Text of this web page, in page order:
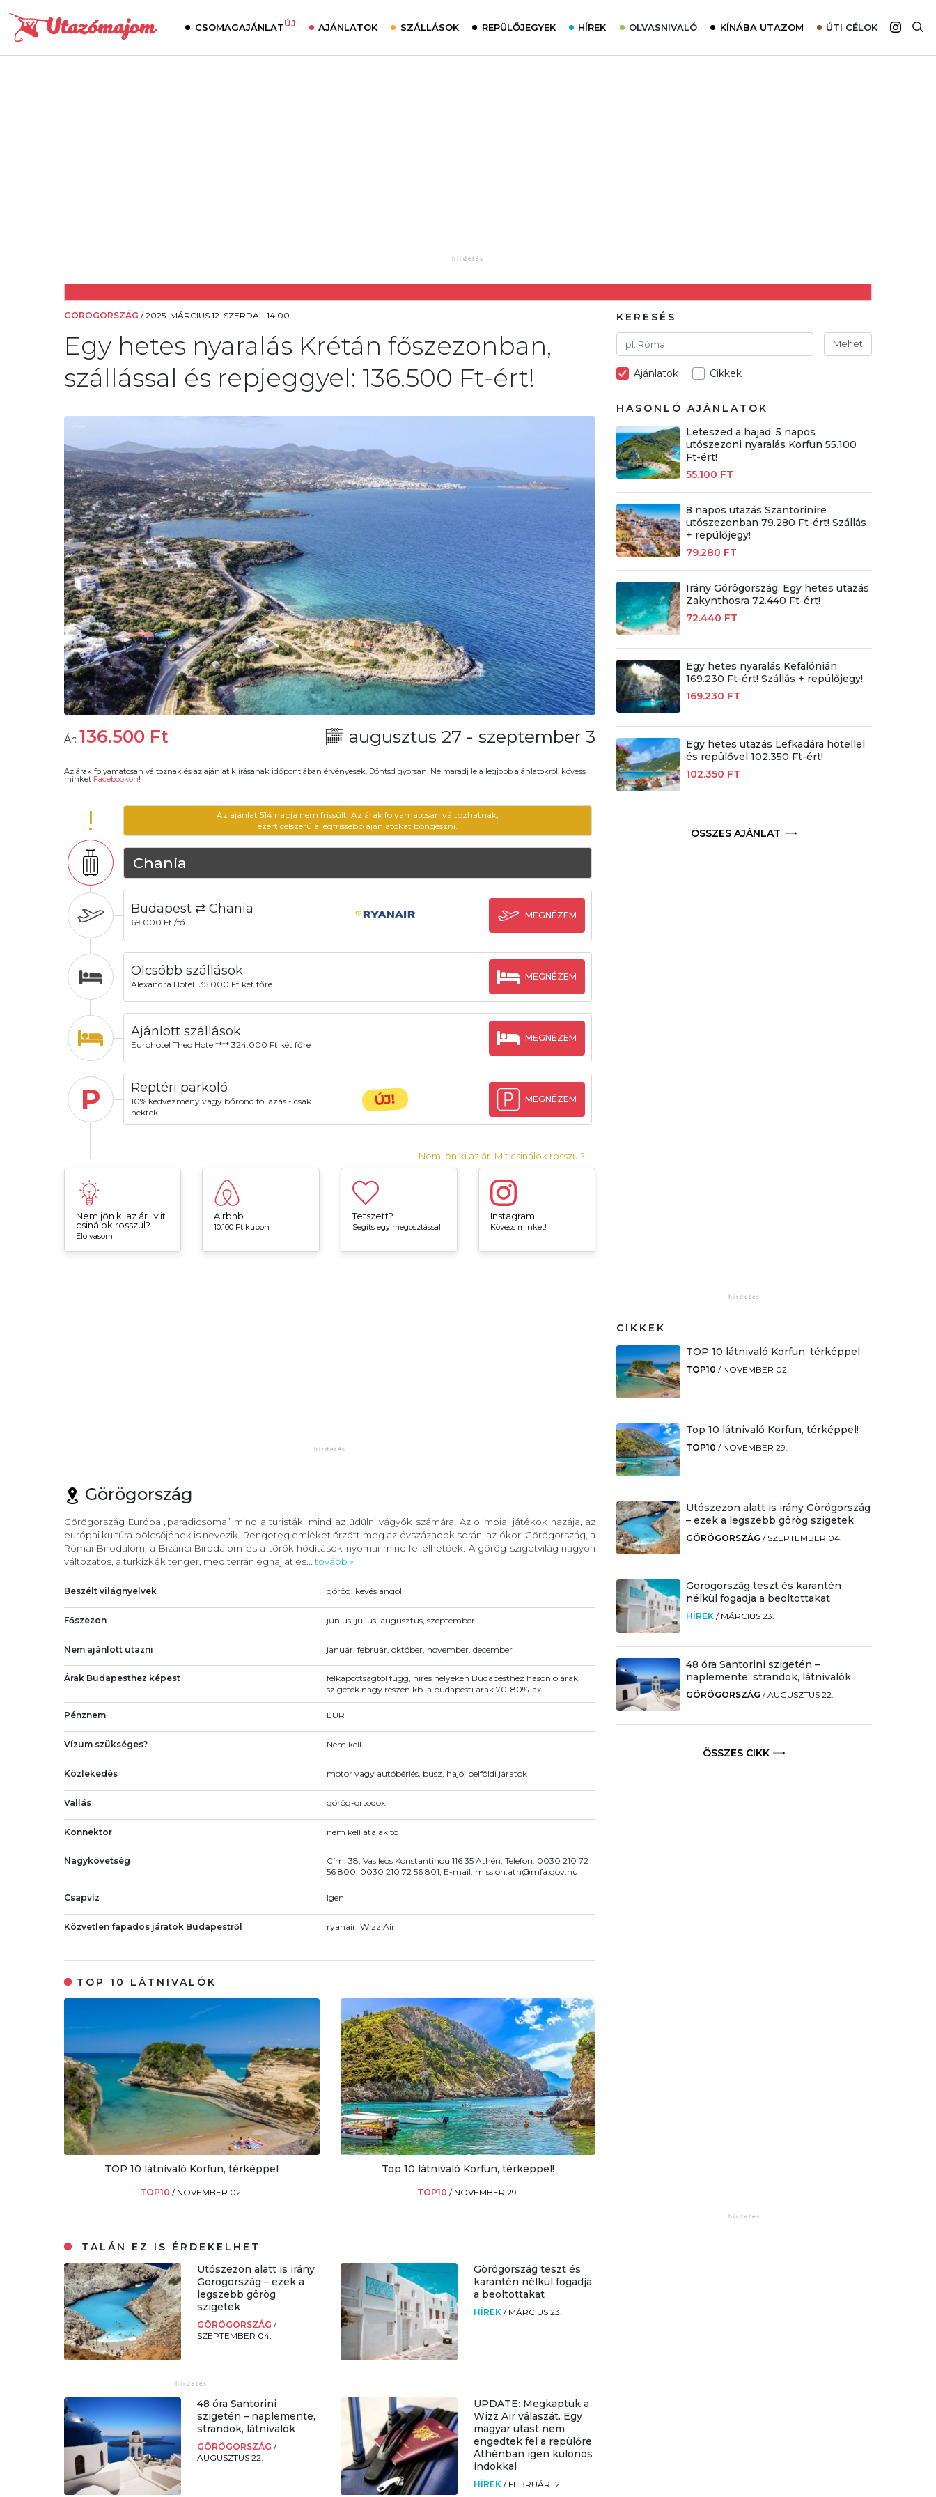
CSOMAGAJÁNLATÚJ AJÁNLATOK SZÁLLÁSOK REPÜLŐJEGYEK HÍREK OLVASNIVALÓ KÍNÁBA UTAZOM ÚTI CÉLOK
GÖRÖGORSZÁG /2025. MÁRCIUS 12. SZERDA - 14:00
Egy hetes nyaralás Krétán főszezonban,
szállással és repjeggyel: 136.500 Ft-ért!
Ár: 136.500 Ft augusztus 27 - szeptember 3
Az árak folyamatosan változnak és az ajánlat kiírásanak időpontjában érvényesek. Döntsd gyorsan. Ne maradj le a legjobb ajánlatokról, kövess
minket Facebookon!
!
Az ajánlat 514 napja nem frissült. Az árak folyamatosan változhatnak,
ezért célszerű a legfrissebb ajánlatokat böngészni.
Chania
Budapest ⇄ Chania
69.000 Ft /fő
MEGNÉZEM
Olcsóbb szállások
Alexandra Hotel 135.000 Ft két főre
MEGNÉZEM
Ajánlott szállások
Eurohotel Theo Hote **** 324.000 Ft két főre
MEGNÉZEM
P Reptéri parkoló
10% kedvezmény vagy bőrönd fóliázás - csak
nektek!
ÚJ! MEGNÉZEM
Nem jön ki az ár. Mit csinálok rosszul?
Nem jön ki az ár. Mit
csinálok rosszul?
Elolvasom
Airbnb
10.100 Ft kupon
Tetszett?
Segíts egy megosztással!
Instagram
Kövess minket!
Görögország
Görögország Európa „paradicsoma” mind a turisták, mind az üdülni vágyók számára. Az olimpiai játékok hazája, az
európai kultúra bölcsőjének is nevezik. Rengeteg emléket őrzött meg az évszázadok során, az ókori Görögország, a
Római Birodalom, a Bizánci Birodalom és a török hódítások nyomai mind fellelhetőek. A görög szigetvilág nagyon
változatos, a türkizkék tenger, mediterrán éghajlat és... tovább »
Beszélt világnyelvek görög, kevés angol
Főszezon június, július, augusztus, szeptember
Nem ajánlott utazni január, február, október, november, december
Árak Budapesthez képest
felkapottságtól függ, híres helyeken Budapesthez hasonló árak,
szigetek nagy részén kb. a budapesti árak 70-80%-ax
Pénznem EUR
Vízum szükséges? Nem kell
Közlekedés motor vagy autóbérlés, busz, hajó, belföldi járatok
Vallás görög-ortodox
Konnektor nem kell átalakító
Nagykövetség
Cím: 38, Vasileos Konstantinou 116 35 Athén, Telefon: 0030 210 72
56 800, 0030 210 72 56 801, E-mail: mission.ath@mfa.gov.hu
Csapvíz Igen
Közvetlen fapados járatok Budapestről ryanair, Wizz Air
TOP 10 LÁTNIVALÓK
TOP 10 látnivaló Korfun, térképpel
TOP10/ NOVEMBER 02.
Top 10 látnivaló Korfun, térképpel!
TOP10 / NOVEMBER 29.
TALÁN EZ IS ÉRDEKELHET
Utószezon alatt is irány
Görögország – ezek a
legszebb görög
szigetek
GÖRÖGORSZÁG/
SZEPTEMBER 04.
Görögország teszt és
karantén nélkül fogadja
a beoltottakat
HÍREK / MÁRCIUS 23.
48 óra Santorini
szigetén – naplemente,
strandok, látnivalók
GÖRÖGORSZÁG/
AUGUSZTUS 22.
UPDATE: Megkaptuk a
Wizz Air válaszát. Egy
magyar utast nem
engedtek fel a repülőre
Athénban igen különös
indokkal
HÍREK / FEBRUÁR 12.
KERESÉS
Mehet
Ajánlatok Cikkek
HASONLÓ AJÁNLATOK
Leteszed a hajad: 5 napos
utószezoni nyaralás Korfun 55.100
Ft-ért!
55.100 FT
8 napos utazás Szantorinire
utószezonban 79.280 Ft-ért! Szállás
+ repülőjegy!
79.280 FT
Irány Görögország: Egy hetes utazás
Zakynthosra 72.440 Ft-ért!
72.440 FT
Egy hetes nyaralás Kefalónián
169.230 Ft-ért! Szállás + repülőjegy!
169.230 FT
Egy hetes utazás Lefkadára hotellel
és repülővel 102.350 Ft-ért!
102.350 FT
ÖSSZES AJÁNLAT
CIKKEK
TOP 10 látnivaló Korfun, térképpel
TOP10 / NOVEMBER 02.
Top 10 látnivaló Korfun, térképpel!
TOP10 / NOVEMBER 29.
Utószezon alatt is irány Görögország
– ezek a legszebb görög szigetek
GÖRÖGORSZÁG / SZEPTEMBER 04.
Görögország teszt és karantén
nélkül fogadja a beoltottakat
HÍREK / MÁRCIUS 23.
48 óra Santorini szigetén –
naplemente, strandok, látnivalók
GÖRÖGORSZÁG /AUGUSZTUS 22.
ÖSSZES CIKK